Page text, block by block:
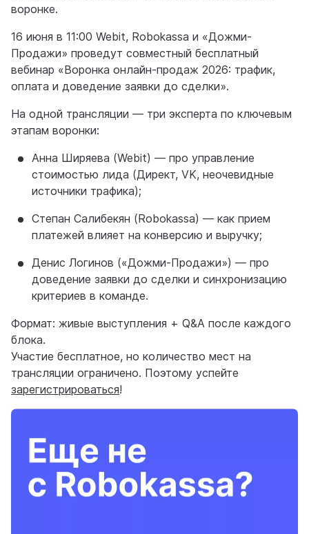
воронке.
16 июня в 11:00 Webit, Robokassa и «Дожми-
Продажи» проведут совместный бесплатный
вебинар «Воронка онлайн-продаж 2026: трафик,
оплата и доведение заявки до сделки».
На одной трансляции — три эксперта по ключевым
этапам воронки:
Анна Ширяева (Webit) — про управление
стоимостью лида (Директ, VK, неочевидные
источники трафика);
Степан Салибекян (Robokassa) — как прием
платежей влияет на конверсию и выручку;
Денис Логинов («Дожми-Продажи») — про
доведение заявки до сделки и синхронизацию
критериев в команде.
Формат: живые выступления + Q&A после каждого
блока.
Участие бесплатное, но количество мест на
трансляции ограничено. Поэтому успейте
зарегистрироваться!